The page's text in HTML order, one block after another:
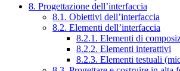
8. Progettazione dell’interfaccia
8.1. Obiettivi dell’interfaccia
8.2. Elementi dell’interfaccia
8.2.1. Elementi di
8.2.2. Elementi interattivi
8.2.3. Elementi testuali